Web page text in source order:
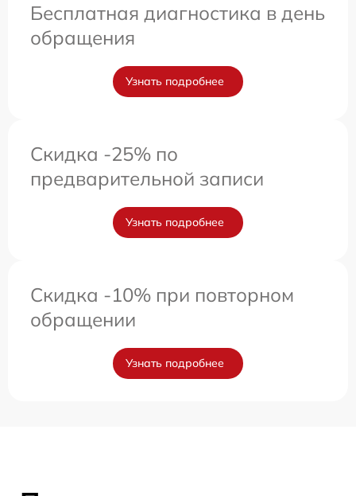
Бесплатная диагностика в день
обращения
Узнать подробнее
Скидка -25% по
предварительной записи
Узнать подробнее
Скидка -10% при повторном
обращении
Узнать подробнее